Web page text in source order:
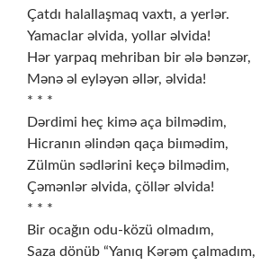
Çatdı halallaşmaq vaxtı, a yerlər.
Yamaclar əlvida, yollar əlvida!
Hər yarpaq mehriban bir ələ bənzər,
Mənə əl eyləyən əllər, əlvida!
* * *
Dərdimi heç kimə aça bilmədim,
Hicranın əlindən qaça biımədim,
Zülmün sədlərini keçə bilmədim,
Çəmənlər əlvida, çöllər əlvida!
* * *
Bir ocağın odu-közü olmadım,
Saza dönüb “Yanıq Kərəm çalmadım,